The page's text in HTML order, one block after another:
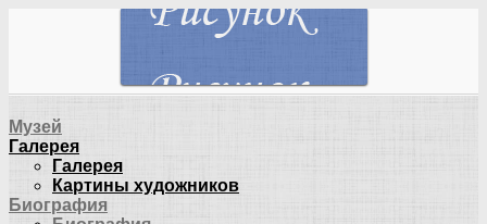
Музей
Галерея
Галерея
Картины художников
Биография